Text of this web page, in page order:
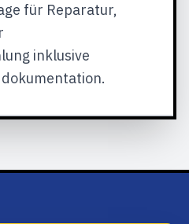
für Reparatur,
inklusive